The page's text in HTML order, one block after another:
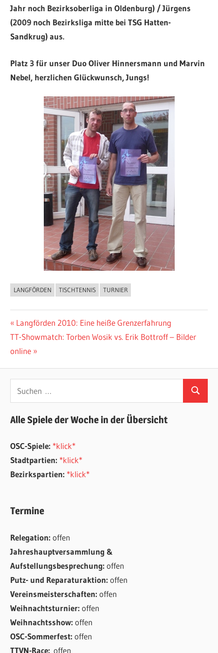
Jahr noch Bezirksoberliga in Oldenburg) / Jürgens
(2009 noch Bezirksliga mitte bei TSG Hatten-
Sandkrug) aus.
Platz 3 für unser Duo Oliver Hinnersmann und Marvin
Nebel, herzlichen Glückwunsch, Jungs!
ALLGEMEIN
LANGFÖRDEN TISCHTENNIS TURNIER
Beitragsnavigation
Vorheriger
Beitrag:
Langförden 2010: Eine heiße Grenzerfahrung
Nächster
Beitrag:
TT-Showmatch: Torben Wosik vs. Erik Bottroff – Bilder
online
Suchen
Alle Spiele der Woche in der Übersicht
OSC-Spiele: *klick*
Stadtpartien: *klick*
Bezirkspartien: *klick*
Termine
Relegation:offen
Jahreshauptversammlung &
Aufstellungsbesprechung:offen
Putz- und Reparaturaktion:offen
Vereinsmeisterschaften:offen
Weihnachtsturnier:offen
Weihnachtsshow:offen
OSC-Sommerfest:offen
TTVN-Race:offen